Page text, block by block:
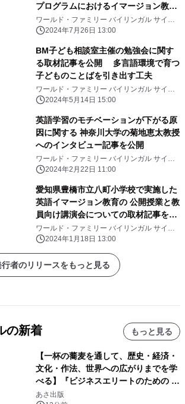
プログラムにおけるイマージョン教育
は、 子どもの母語の言語処理を妨げな
い』に関する記事を公開
ワールド・ファミリー バイリンガル サイエ
ンス研究所
2024年7月26日 13:00
BM子ども相談室主催の勉強会に関す
る取材記事を公開 多言語環境で育つ
子どものことばを引き出す工夫
ワールド・ファミリー バイリンガル サイエ
ンス研究所
2024年5月14日 15:00
英語学習のモチベーションが下がる原
因に関する 神奈川大学の菊地恵太教授
へのインタビュー記事を公開
ワールド・ファミリー バイリンガル サイエ
ンス研究所
2024年2月22日 11:00
愛知県豊橋市立八町小学校で実施した
英語イマージョン教育の 公開授業と教
員向け講演会についての取材記事を公
開
ワールド・ファミリー バイリンガル サイエ
ンス研究所
2024年1月18日 13:00
行者のリリースをもっと見る
の新着 もっと見る
【一杯の蕎麦を通して、歴史・経済・
文化・作法、世界への広がりまでを学
べる】『ビジネスエリートのための 教
養としての蕎麦』2026年8月25日
あさ出版